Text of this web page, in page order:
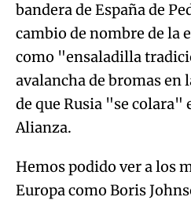
bandera de España de
cambio de nombre de la
como "ensaladilla
avalancha de bromas en
de que Rusia "se colara"
Alianza.
Hemos podido ver a los
Europa como Boris